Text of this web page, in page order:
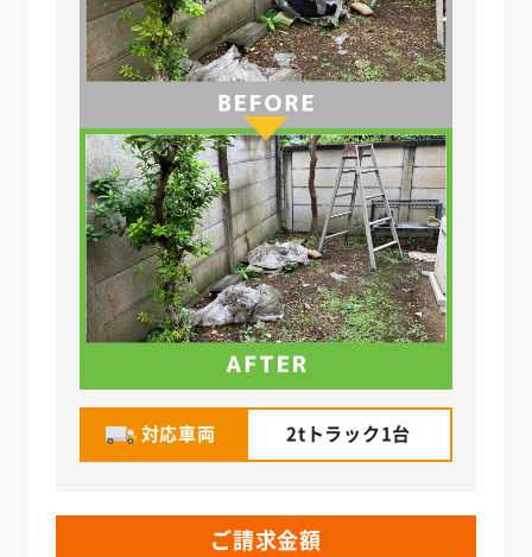
対応車両 2tトラック1台
ご請求金額